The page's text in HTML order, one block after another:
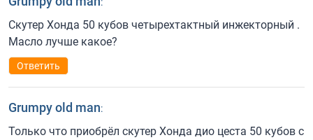
Скутер Хонда 50 кубов четырехтактный инжекторный .
Масло лучше какое?
Ответить
Grumpy old man:
Только что приобрёл скутер Хонда дио цеста 50 кубов с